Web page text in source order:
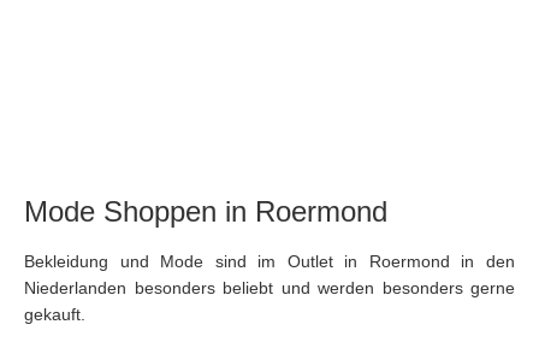
Mode Shoppen in Roermond
Bekleidung und Mode sind im Outlet in Roermond in den
Niederlanden besonders beliebt und werden besonders gerne
gekauft.